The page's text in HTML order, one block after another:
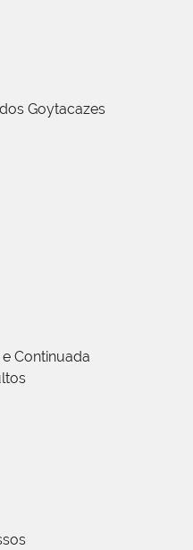
Goytacazes
Continuada